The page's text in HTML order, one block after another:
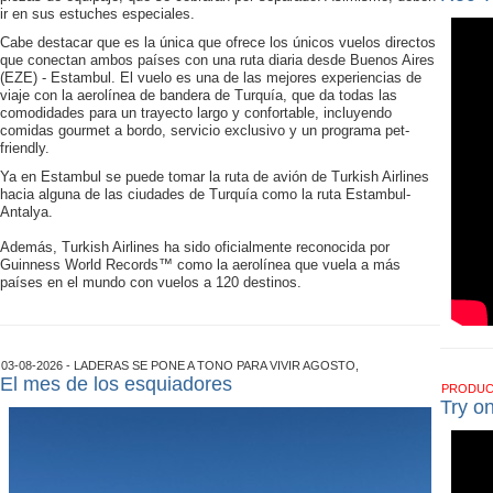
ir en sus estuches especiales.
Cabe destacar que es la única que ofrece los únicos vuelos directos
que conectan ambos países con una ruta diaria desde Buenos Aires
(EZE) - Estambul. El vuelo es una de las mejores experiencias de
viaje con la aerolínea de bandera de Turquía, que da todas las
comodidades para un trayecto largo y confortable, incluyendo
comidas gourmet a bordo, servicio exclusivo y un programa pet-
friendly.
Ya en Estambul se puede tomar la ruta de avión de Turkish Airlines
hacia alguna de las ciudades de Turquía como la ruta Estambul-
Antalya.
Además, Turkish Airlines ha sido oficialmente reconocida por
Guinness World Records™ como la aerolínea que vuela a más
países en el mundo con vuelos a 120 destinos.
03-08-2026 - LADERAS SE PONE A TONO PARA VIVIR AGOSTO,
El mes de los esquiadores
Try